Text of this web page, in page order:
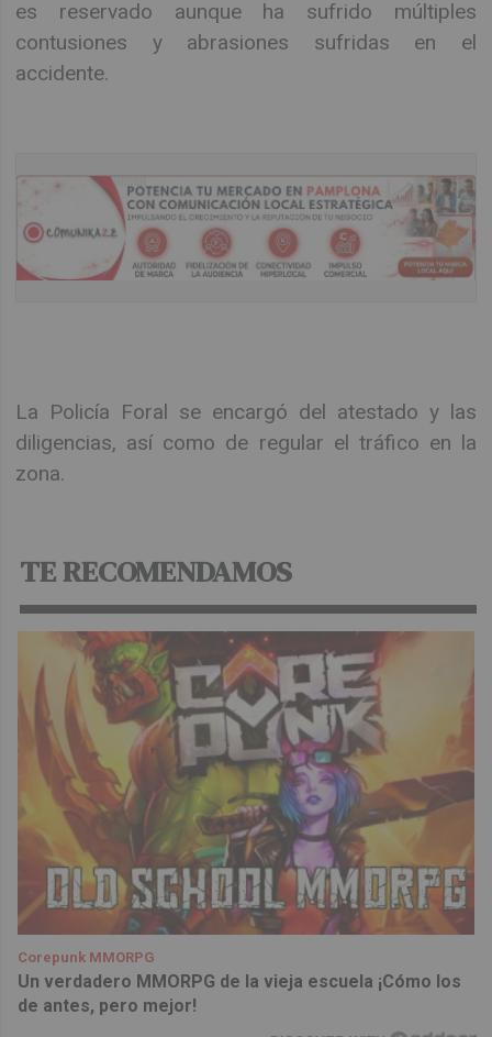
es reservado aunque ha sufrido múltiples
contusiones y abrasiones sufridas en el
accidente.
La Policía Foral se encargó del atestado y las
diligencias, así como de regular el tráfico en la
zona.
TE RECOMENDAMOS
Corepunk MMORPG
Un verdadero MMORPG de la vieja escuela ¡Cómo los
de antes, pero mejor!